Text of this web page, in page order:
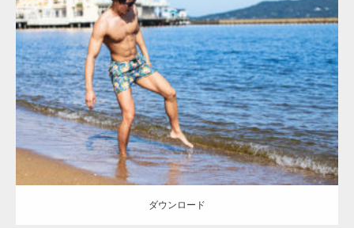
Update:2021.07.8
Category:海のマッチョ オレンジの人 AKIHITO(細マッチョ) 大胸筋
脚
ダウンロード
ダウンロード
TOKYO FMラジオ番組「ONE MORNING」
で紹介さ…
NHK「所さん！事件ですよ」に取材されまし
た（6/8放送）